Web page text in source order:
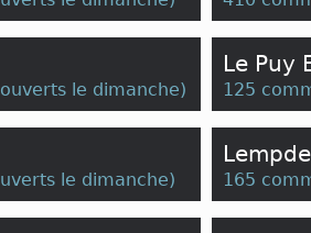
ouverts le dimanche)
Le Puy
125
le dimanche) 165